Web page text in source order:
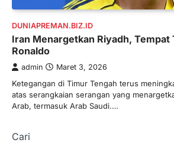
DUNIAPREMAN.BIZ.ID
Iran Menargetkan Riyadh, Tempat
Ronaldo
admin Maret 3, 2026
Ketegangan di Timur Tengah terus
atas serangkaian serangan yang
Arab, termasuk Arab Saudi.…
Cari